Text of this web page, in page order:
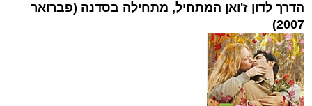
הדרך לדון ז'ואן המתחיל, מתחילה בסדנה (פברואר
2007)